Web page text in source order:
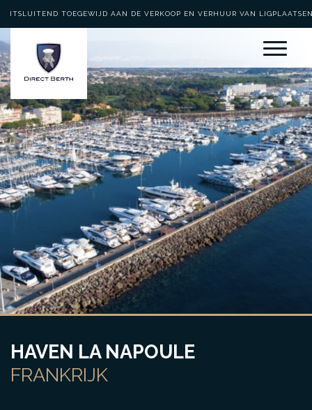
UITSLUITEND TOEGEWIJD AAN DE VERKOOP EN VERHUUR VAN
HAVEN LA NAPOULE
FRANKRIJK